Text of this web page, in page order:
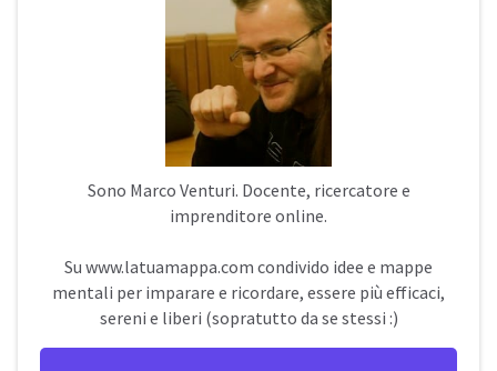
Sono Marco Venturi. Docente, ricercatore e
imprenditore online.
Su www.latuamappa.com condivido idee e mappe
mentali per imparare e ricordare, essere più efficaci,
sereni e liberi (sopratutto da se stessi :)